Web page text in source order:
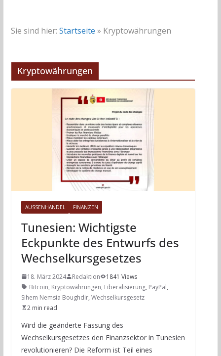
Sie sind hier: Startseite » Kryptowährungen
Kryptowährungen
AUSSENHANDEL FINANZEN
Tunesien: Wichtigste
Eckpunkte des Entwurfs des
Wechselkursgesetzes
18. März 2024 Redaktion
1841 Views
Bitcoin, Kryptowährungen, Liberalisierung, PayPal,
Sihem Nemsia Boughdir, Wechselkursgesetz
2 min read
Wird die geänderte Fassung des
Wechselkursgesetzes den Finanzsektor in Tunesien
revolutionieren? Die Reform ist Teil eines